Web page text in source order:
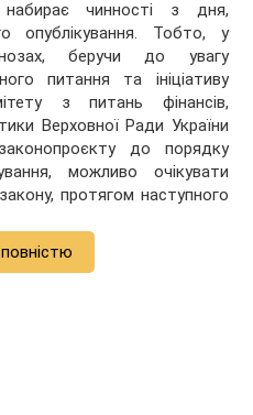
набирає чинності з дня,
опублікування. Тобто, у
беручи до увагу
питання та ініціативу
з питань фінансів,
Верховної Ради України
до порядку
можливо очікувати
протягом наступного